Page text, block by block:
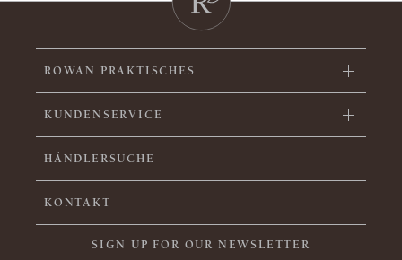
ROWAN PRAKTISCHES
KUNDENSERVICE
HÄNDLERSUCHE
KONTAKT
SIGN UP FOR OUR NEWSLETTER